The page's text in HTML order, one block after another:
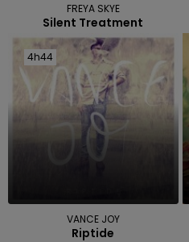
FREYA SKYE
Silent Treatment
4h44
4h44
VANCE JOY
Riptide